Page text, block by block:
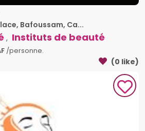
Bafoussam, Ca...
, Instituts de beauté
/personne.
(0 like)